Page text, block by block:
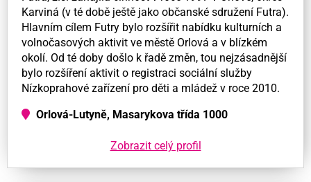
Karviná (v té době ještě jako občanské sdružení Futra).
Hlavním cílem Futry bylo rozšířit nabídku kulturních a
volnočasových aktivit ve městě Orlová a v blízkém
okolí. Od té doby došlo k řadě změn, tou nejzásadnější
bylo rozšíření aktivit o registraci sociální služby
Nízkoprahové zařízení pro děti a mládež v roce 2010.
Orlová-Lutyně, Masarykova třída 1000
Zobrazit celý profil